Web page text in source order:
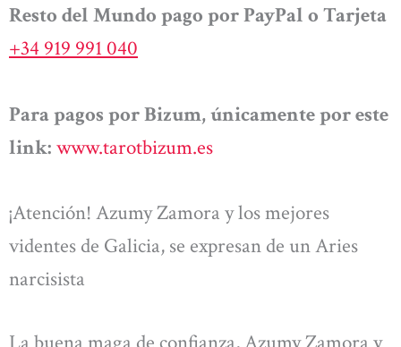
Resto del Mundo pago por PayPal o Tarjeta
+34 919 991 040
Para pagos por Bizum, únicamente por este
link: www.tarotbizum.es
¡Atención! Azumy Zamora y los mejores
videntes de Galicia, se expresan de un Aries
narcisista